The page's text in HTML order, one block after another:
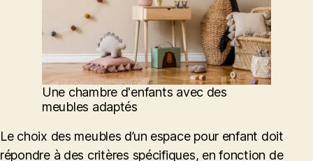
Une chambre d'enfants avec des
meubles adaptés
Le choix des meubles d’un espace pour enfant doit
répondre à des critères spécifiques, en fonction de